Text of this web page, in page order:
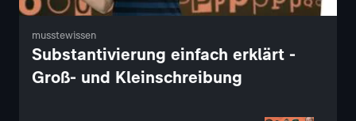
musstewissen
Substantivierung einfach erklärt -
Groß- und Kleinschreibung